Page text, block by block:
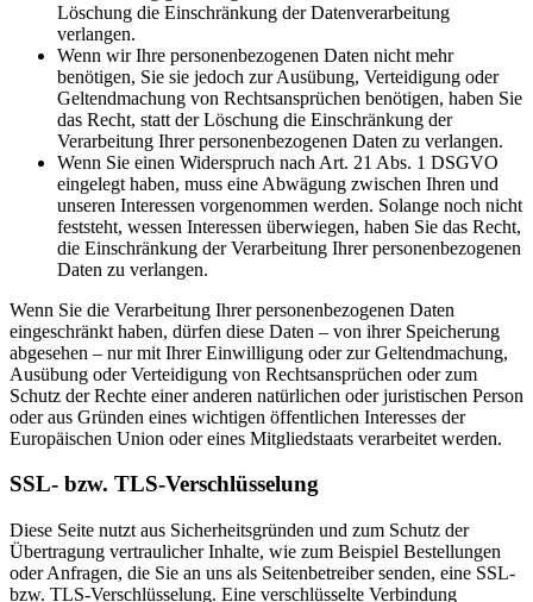
Löschung die Einschränkung der Datenverarbeitung
verlangen.
Wenn wir Ihre personenbezogenen Daten nicht mehr
benötigen, Sie sie jedoch zur Ausübung, Verteidigung oder
Geltendmachung von Rechtsansprüchen benötigen, haben Sie
das Recht, statt der Löschung die Einschränkung der
Verarbeitung Ihrer personenbezogenen Daten zu verlangen.
Wenn Sie einen Widerspruch nach Art. 21 Abs. 1 DSGVO
eingelegt haben, muss eine Abwägung zwischen Ihren und
unseren Interessen vorgenommen werden. Solange noch nicht
feststeht, wessen Interessen überwiegen, haben Sie das Recht,
die Einschränkung der Verarbeitung Ihrer personenbezogenen
Daten zu verlangen.
Wenn Sie die Verarbeitung Ihrer personenbezogenen Daten
eingeschränkt haben, dürfen diese Daten – von ihrer Speicherung
abgesehen – nur mit Ihrer Einwilligung oder zur Geltendmachung,
Ausübung oder Verteidigung von Rechtsansprüchen oder zum
Schutz der Rechte einer anderen natürlichen oder juristischen Person
oder aus Gründen eines wichtigen öffentlichen Interesses der
Europäischen Union oder eines Mitgliedstaats verarbeitet werden.
SSL- bzw. TLS-Verschlüsselung
Diese Seite nutzt aus Sicherheitsgründen und zum Schutz der
Übertragung vertraulicher Inhalte, wie zum Beispiel Bestellungen
oder Anfragen, die Sie an uns als Seitenbetreiber senden, eine SSL-
bzw. TLS-Verschlüsselung. Eine verschlüsselte Verbindung